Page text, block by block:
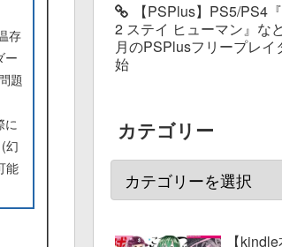
存
ー
題
に
幻
能
【PSPlus】PS5/PS4
2 ステイ ヒューマン』な
月のPSPlusフリープレイ
始
カテゴリー
【